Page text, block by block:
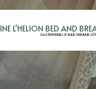
L'HELION BED AND
GASTENVERBLIJF B&B VERHUUR